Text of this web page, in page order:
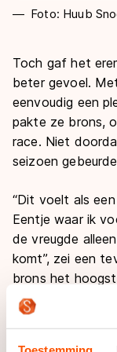
Foto: Huub
Toch gaf het
beter gevoel.
eenvoudig een
pakte ze brons,
race. Niet
seizoen
“Dit voelt als
Eentje waar ik
de vreugde
komt”, zei een
brons het
meiden zijn de
de Canadese